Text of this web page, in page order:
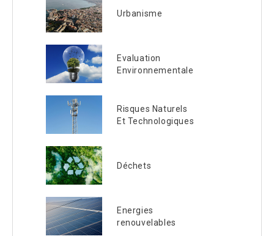
Urbanisme
Evaluation
Environnementale
Risques Naturels
Et Technologiques
Déchets
Energies
renouvelables